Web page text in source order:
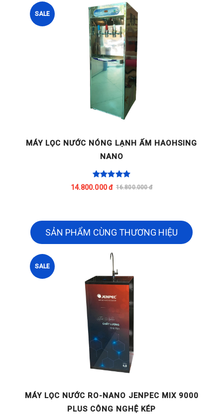
SALE
MÁY LỌC NƯỚC NÓNG LẠNH ẤM HAOHSING
NANO
14.800.000 đ 16.800.000 đ
SẢN PHẨM CÙNG THƯƠNG HIỆU
SALE
MÁY LỌC NƯỚC RO-NANO JENPEC MIX 9000
PLUS CÔNG NGHỆ KÉP